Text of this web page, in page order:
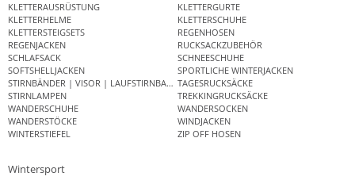
KLETTERAUSRÜSTUNG
KLETTERGURTE
KLETTERHELME
KLETTERSCHUHE
KLETTERSTEIGSETS
REGENHOSEN
REGENJACKEN
RUCKSACKZUBEHÖR
SCHLAFSACK
SCHNEESCHUHE
SOFTSHELLJACKEN
SPORTLICHE WINTERJACKEN
STIRNBÄNDER | VISOR | LAUFSTIRNBANDTAGESRUCKSÄCKE
STIRNLAMPEN
TREKKINGRUCKSÄCKE
WANDERSCHUHE
WANDERSOCKEN
WANDERSTÖCKE
WINDJACKEN
WINTERSTIEFEL
ZIP OFF HOSEN
Wintersport